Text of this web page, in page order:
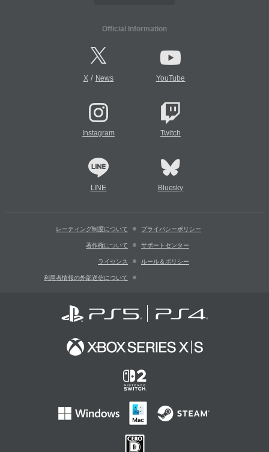
Official Information
X/ News YouTube
Instagram Twitch
LINE Bluesky
レーティング制度について プライバシーポリシー
著作権について サポートセンター
ライセンス ルール＆ポリシー
利用者情報の外部送信について